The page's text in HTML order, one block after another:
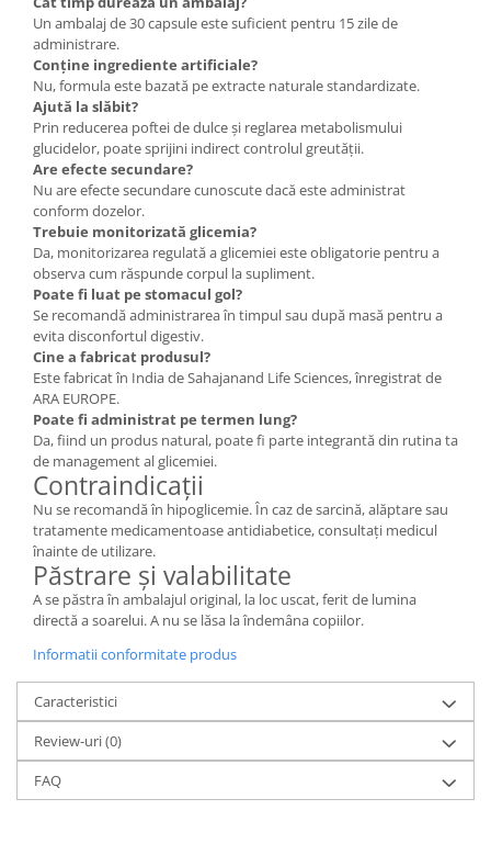
Un ambalaj de 30 capsule este suficient pentru 15 zile de
administrare.
Conține ingrediente artificiale?
Nu, formula este bazată pe extracte naturale standardizate.
Ajută la slăbit?
Prin reducerea poftei de dulce și reglarea metabolismului
glucidelor, poate sprijini indirect controlul greutății.
Are efecte secundare?
Nu are efecte secundare cunoscute dacă este administrat
conform dozelor.
Trebuie monitorizată glicemia?
Da, monitorizarea regulată a glicemiei este obligatorie pentru a
observa cum răspunde corpul la supliment.
Poate fi luat pe stomacul gol?
Se recomandă administrarea în timpul sau după masă pentru a
evita disconfortul digestiv.
Cine a fabricat produsul?
Este fabricat în India de Sahajanand Life Sciences, înregistrat de
ARA EUROPE.
Poate fi administrat pe termen lung?
Da, fiind un produs natural, poate fi parte integrantă din rutina ta
de management al glicemiei.
Contraindicații
Nu se recomandă în hipoglicemie. În caz de sarcină, alăptare sau
tratamente medicamentoase antidiabetice, consultați medicul
înainte de utilizare.
Păstrare și valabilitate
A se păstra în ambalajul original, la loc uscat, ferit de lumina
directă a soarelui. A nu se lăsa la îndemâna copiilor.
Informatii conformitate produs
Caracteristici
Review-uri(0)
FAQ